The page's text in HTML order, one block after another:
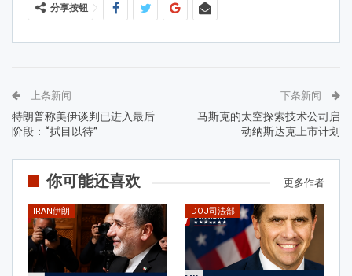
分享按钮
上条新闻
特朗普称美伊谈判已进入最后
阶段：“拭目以待”
下条新闻
马斯克的太空探索技术公司启
动纳斯达克上市计划
你可能还喜欢 更多作者
IRAN伊朗 DOJ司法部